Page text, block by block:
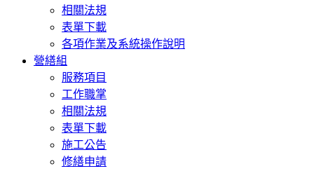
相關法規
表單下載
各項作業及系統操作說明
營繕組
服務項目
工作職掌
相關法規
表單下載
施工公告
修繕申請